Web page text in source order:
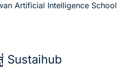
Artificial Intelligence School
Sustaihub